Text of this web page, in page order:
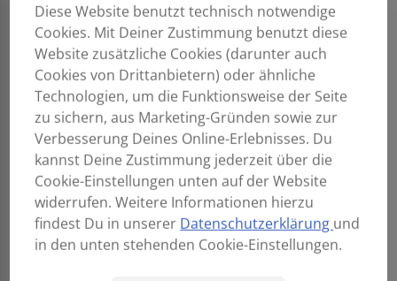
Diese Website benutzt technisch notwendige
Cookies. Mit Deiner Zustimmung benutzt diese
Website zusätzliche Cookies (darunter auch
Cookies von Drittanbietern) oder ähnliche
Technologien, um die Funktionsweise der Seite
zu sichern, aus Marketing-Gründen sowie zur
Verbesserung Deines Online-Erlebnisses. Du
kannst Deine Zustimmung jederzeit über die
Cookie-Einstellungen unten auf der Website
widerrufen. Weitere Informationen hierzu
findest Du in unserer Datenschutzerklärung und
in den unten stehenden Cookie-Einstellungen.